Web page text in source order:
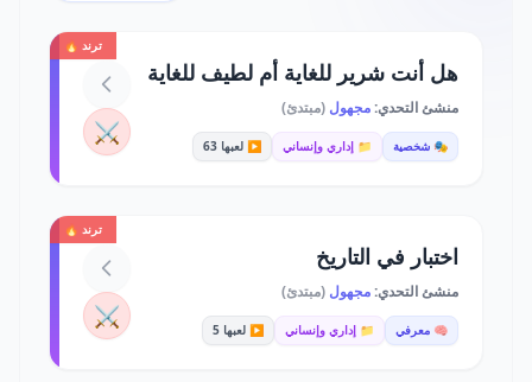
ترند 🔥
هل أنت شرير للغاية أم لطيف للغاية
منشئ التحدي:مجهول (مبتدئ)
🎭 شخصية 📁 إداري وإنساني ▶️ لعبها 63 ⚔️
ترند 🔥
اختبار في التاريخ
منشئ التحدي:مجهول (مبتدئ)
🧠 معرفي 📁 إداري وإنساني ▶️ لعبها 5 ⚔️